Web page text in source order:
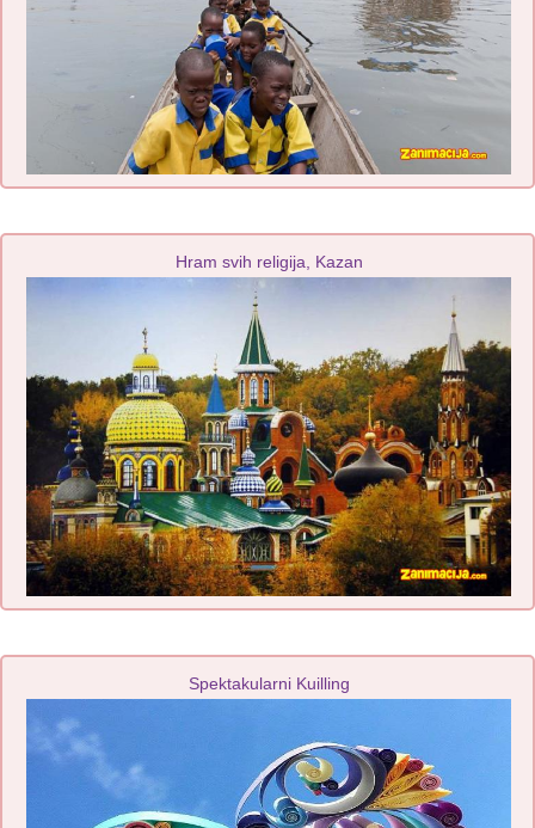
Hram svih religija, Kazan
Spektakularni Kuilling